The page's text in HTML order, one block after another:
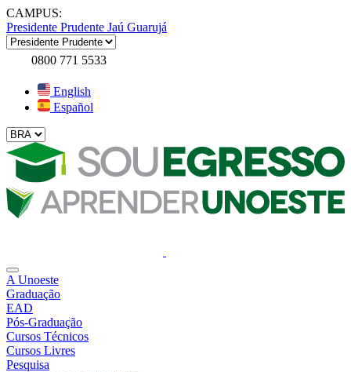
CAMPUS:
Presidente Prudente Jaú Guarujá
0800 771 5533
English
Español
A Unoeste
Graduação
EAD
Pós-Graduação
Cursos Técnicos
Cursos Livres
Pesquisa